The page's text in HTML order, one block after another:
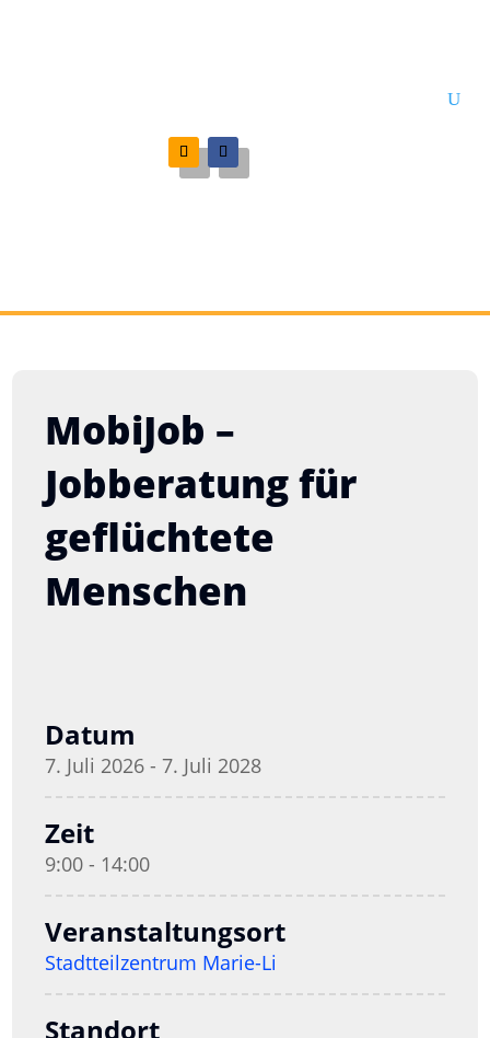
MobiJob –
Jobberatung für
geflüchtete
Menschen
Datum
7. Juli 2026 - 7. Juli 2028
Zeit
9:00 - 14:00
Veranstaltungsort
Stadtteilzentrum Marie-Li
Standort